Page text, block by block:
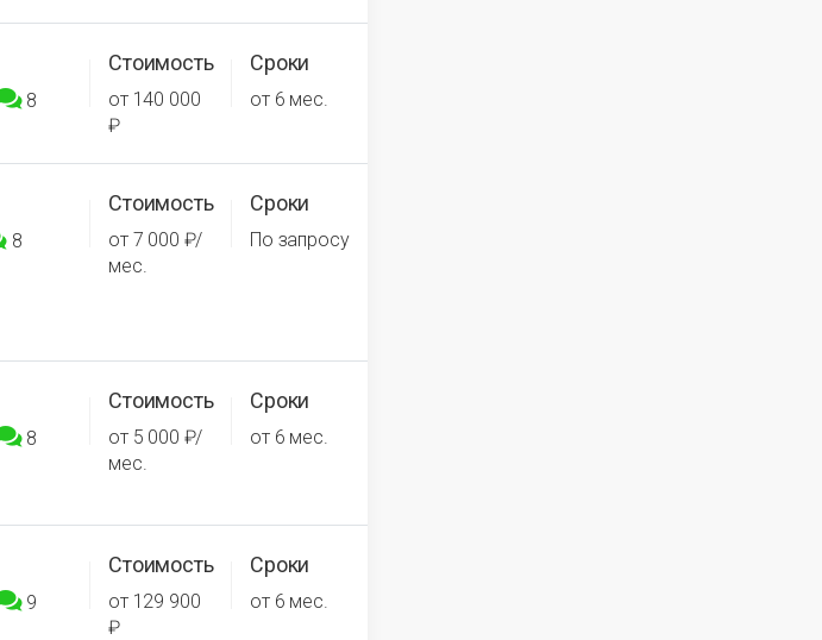
8
Стоимость
от 140 000
₽
Сроки
от 6 мес.
8
Стоимость
от 7 000 ₽/
мес.
Сроки
По запросу
8
Стоимость
от 5 000 ₽/
мес.
Сроки
от 6 мес.
9
Стоимость
от 129 900
₽
Сроки
от 6 мес.